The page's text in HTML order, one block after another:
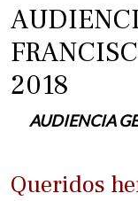
2018
AUDIENCIA
Queridos